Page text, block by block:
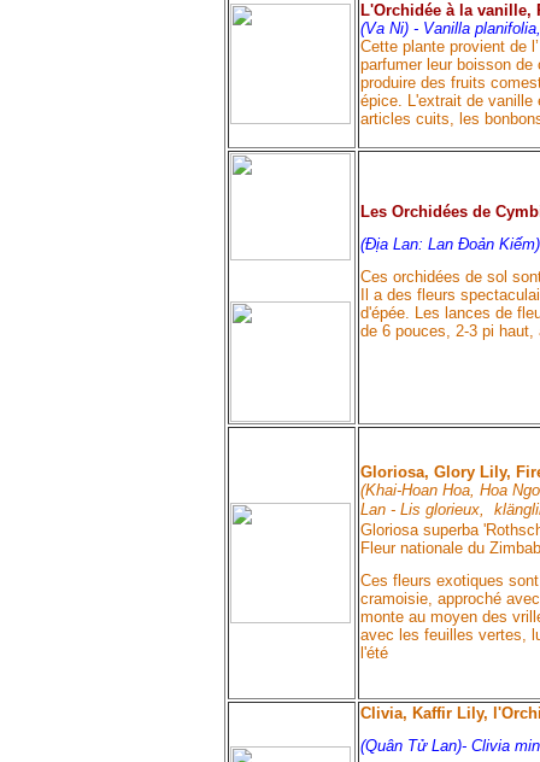
L'Orchidée à la vanille,
(Va Ni) - Vanilla
Cette plante provient de
parfumer leur boisson
produire des fruits
épice. L'extrait de
articles cuits, les
Les Orchidées de
(Địa Lan: Lan Đoản
Ces orchidées de sol
Il a des fleurs
d'épée. Les lances de
de 6 pouces, 2-3 pi
Gloriosa, Glory Lily,
(Khai-Hoan Hoa, Hoa
Lan - Lis glorieux,
Gloriosa superba
Fleur nationale du
Ces fleurs exotiques
cramoisie, approché
monte au moyen des
avec les feuilles vertes,
l'été
Clivia, Kaffir Lily,
(Quân Tử Lan)- Clivia